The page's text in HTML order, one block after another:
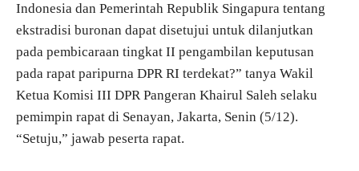
Indonesia dan Pemerintah Republik Singapura tentang
ekstradisi buronan dapat disetujui untuk dilanjutkan
pada pembicaraan tingkat II pengambilan keputusan
pada rapat paripurna DPR RI terdekat?” tanya Wakil
Ketua Komisi III DPR Pangeran Khairul Saleh selaku
pemimpin rapat di Senayan, Jakarta, Senin (5/12).
“Setuju,” jawab peserta rapat.